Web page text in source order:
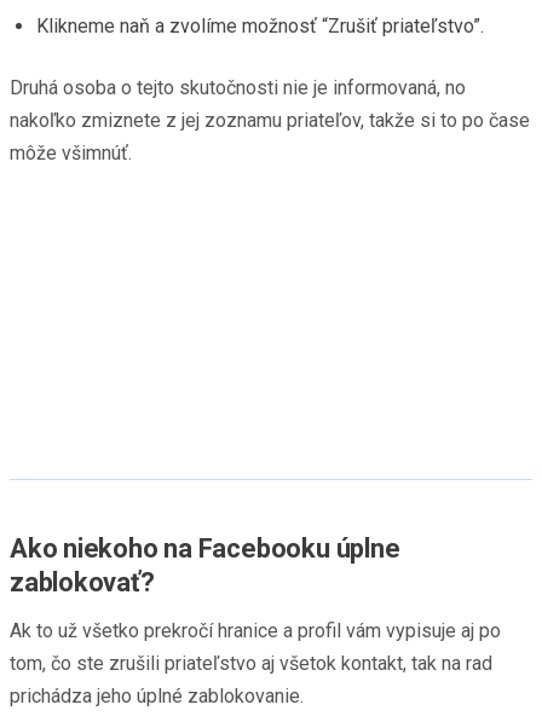
Klikneme naň a zvolíme možnosť “Zrušiť priateľstvo”.
Druhá osoba o tejto skutočnosti nie je informovaná, no
nakoľko zmiznete z jej zoznamu priateľov, takže si to po čase
môže všimnúť.
Ako niekoho na Facebooku úplne
zablokovať?
Ak to už všetko prekročí hranice a profil vám vypisuje aj po
tom, čo ste zrušili priateľstvo aj všetok kontakt, tak na rad
prichádza jeho úplné zablokovanie.